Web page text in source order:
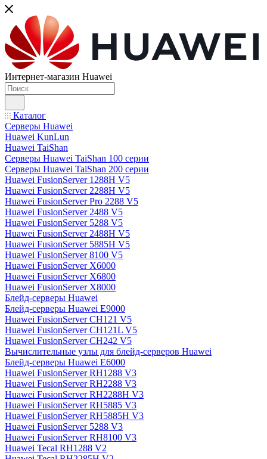
Интернет-магазин Huawei
Каталог
Серверы Huawei
Huawei KunLun
Huawei TaiShan
Серверы Huawei TaiShan 100 серии
Серверы Huawei TaiShan 200 серии
Huawei FusionServer 1288H V5
Huawei FusionServer 2288H V5
Huawei FusionServer Pro 2288 V5
Huawei FusionServer 2488 V5
Huawei FusionServer 5288 V5
Huawei FusionServer 2488H V5
Huawei FusionServer 5885H V5
Huawei FusionServer 8100 V5
Huawei FusionServer X6000
Huawei FusionServer X6800
Huawei FusionServer X8000
Блейд-серверы Huawei
Блейд-серверы Huawei E9000
Huawei FusionServer CH121 V5
Huawei FusionServer CH121L V5
Huawei FusionServer CH242 V5
Вычислительные узлы для блейд-серверов Huawei
Блейд-серверы Huawei E6000
Huawei FusionServer RH1288 V3
Huawei FusionServer RH2288 V3
Huawei FusionServer RH2288H V3
Huawei FusionServer RH5885 V3
Huawei FusionServer RH5885H V3
Huawei FusionServer 5288 V3
Huawei FusionServer RH8100 V3
Huawei Tecal RH1288 V2